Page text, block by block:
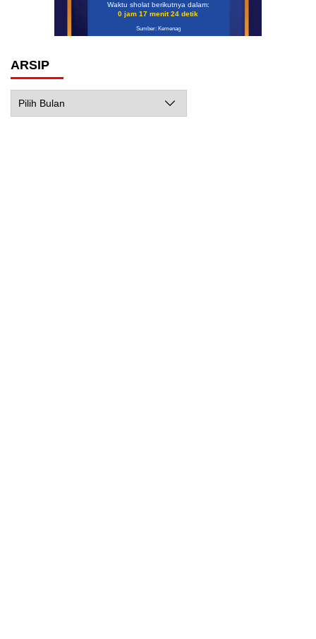
Waktu sholat berikutnya dalam:
0 jam 17 menit 23 detik
Sumber: Kemenag
ARSIP